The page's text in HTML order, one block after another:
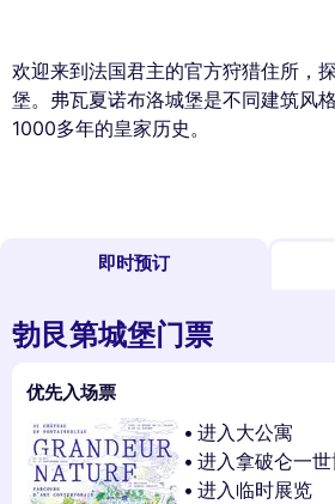
欢迎来到法国君主的官方狩猎住所，
堡。弗瓦夏诺布洛城堡是不同建筑风
1000多年的皇家历史。
即时预订
勃艮第城堡门票
优先入场票
进入大公寓
进入拿破仑一
进入临时展览